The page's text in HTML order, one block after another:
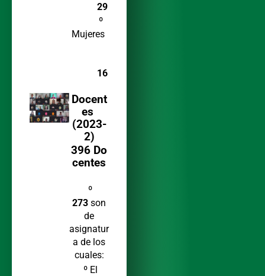
29
º
Mujeres
16
Docent
es
(2023-
2)
396 Do
centes
º
273 son
de
asignatur
a de los
cuales:
º El